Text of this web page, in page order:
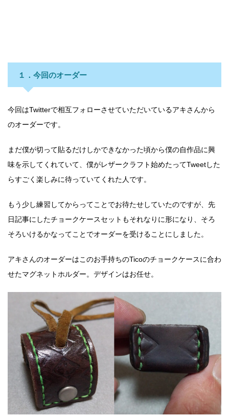
１．今回のオーダー
今回はTwitterで相互フォローさせていただいているアキさんから
のオーダーです。
まだ僕が切って貼るだけしかできなかった頃から僕の自作品に興
味を示してくれていて、僕がレザークラフト始めたってTweetした
らすごく楽しみに待っていてくれた人です。
もう少し練習してからってことでお待たせしていたのですが、先
日記事にしたチョークケースセットもそれなりに形になり、そろ
そろいけるかなってことでオーダーを受けることにしました。
アキさんのオーダーはこのお手持ちのTicoのチョークケースに合わ
せたマグネットホルダー。デザインはお任せ。